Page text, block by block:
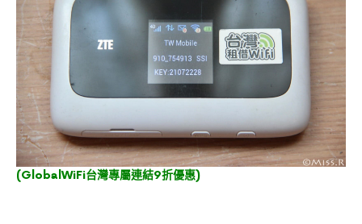
(GlobalWiFi台灣專屬連結9折優惠)